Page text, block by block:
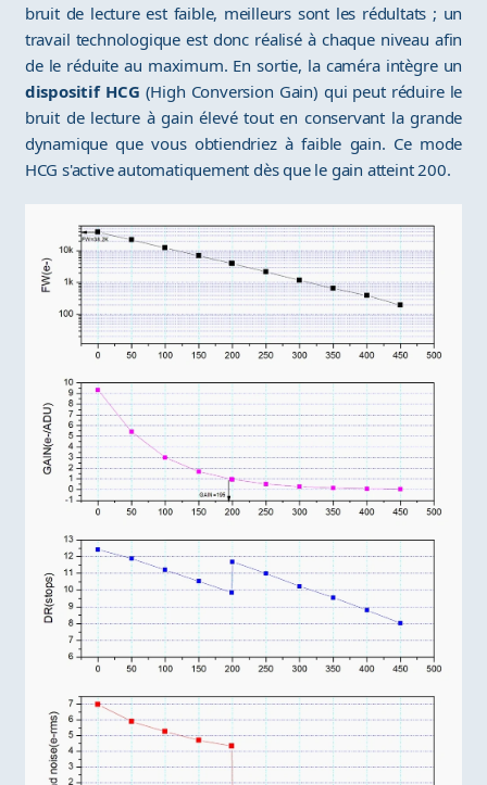
bruit de lecture est faible, meilleurs sont les rédultats ; un
travail technologique est donc réalisé à chaque niveau afin
de le réduite au maximum. En sortie, la caméra intègre un
dispositif HCG (High Conversion Gain) qui peut réduire le
bruit de lecture à gain élevé tout en conservant la grande
dynamique que vous obtiendriez à faible gain. Ce mode
HCG s'active automatiquement dès que le gain atteint 200.